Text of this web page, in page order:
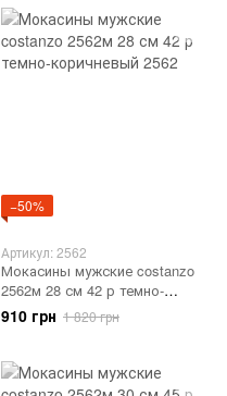
−50%
Артикул: 2562
Мокасины мужские costanzo
2562м 28 см 42 р темно-
коричневый 2562
910 грн 1 820 грн